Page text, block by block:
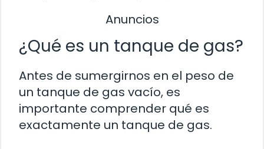
Anuncios
¿Qué es un tanque de gas?
Antes de sumergirnos en el peso de
un tanque de gas vacío, es
importante comprender qué es
exactamente un tanque de gas.